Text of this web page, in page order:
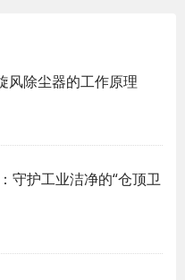
风除尘器的工作原理
守护工业洁净的“仓顶卫